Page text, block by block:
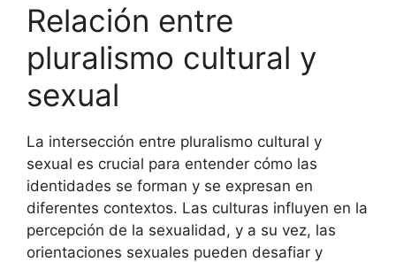
Relación entre
pluralismo cultural y
sexual
La intersección entre pluralismo cultural y
sexual es crucial para entender cómo las
identidades se forman y se expresan en
diferentes contextos. Las culturas influyen en la
percepción de la sexualidad, y a su vez, las
orientaciones sexuales pueden desafiar y